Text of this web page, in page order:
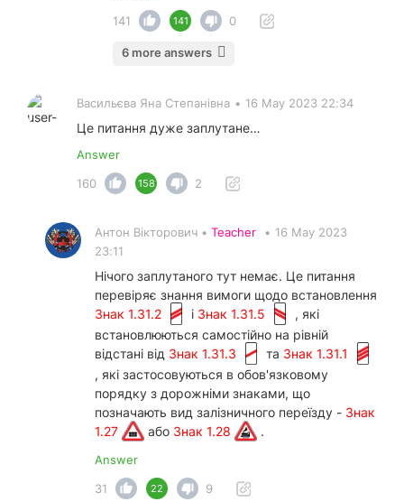
141
141 0
6 more answers
Васильєва Яна Степанівна • 16 May 2023 22:34
Це питання дуже заплутане…
Answer
160
158 2
Антон Вікторович • Teacher • 16 May 2023
23:11
Нічого заплутаного тут немає. Це питання
перевіряє знання вимоги щодо встановлення
Знак 1.31.2
і Знак 1.31.5
, які
встановлюються самостійно на рівній
відстані від Знак 1.31.3 та Знак 1.31.1
, які застосовуються в обов'язковому
порядку з дорожніми знаками, що
позначають вид залізничного переїзду - Знак
1.27
або Знак 1.28 .
Answer
31
22 9